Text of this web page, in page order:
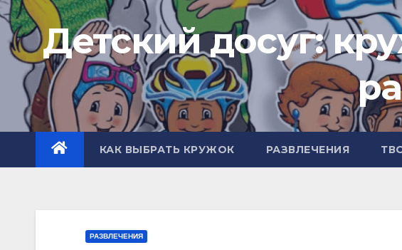
Перейти
содержимомуДетский досуг:
КАК ВЫБРАТЬ КРУЖОК РАЗВЛЕЧЕНИЯ
РАЗВЛЕЧЕНИЯ